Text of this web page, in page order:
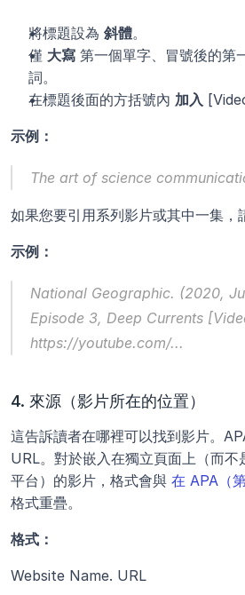
將標題設為 斜體。
僅 大寫 第一個單字、冒號後的第
詞。
在標題後面的方括號內 加入
示例：
The art of science
如果您要引用系列影片或其中一集，
示例：
National Geographic. (2020,
Episode 3, Deep Currents
https://youtube.com/...
4. 來源（影片所在的位置）
這告訴讀者在哪裡可以找到影片。
URL。對於嵌入在獨立頁面上（而
平台）的影片，格式會與 在 APA（
格式重疊。
格式：
Website Name. URL